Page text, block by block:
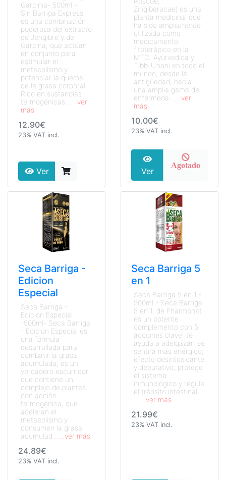
Garcinia- 500ml -
Sin Barriga Express
es una combinación
poderosa del extracto
de Jengibre y de
Garcina, que actúan
en conjunto para
estimular el
metabolismo y
potenciar la quema
de la grasa corporal.
Rico en sustancias
termogénicas...
...ver
más
12.90€
23% VAT incl.
Ver
Zingiberacae) es una
planta medicinal que
ha sido ampliamente
utilizada como
medicamento
fitoterápico en la
MTC, Ayurvedica y
Tibb-Unani en todo el
mundo, desde la
antigüedad, hacia
una amplia gama de
enfermeda...
...ver
más
10.00€
23% VAT incl.
Ver
Agotado
Seca Barriga -
Edicion
Especial
Seca Barriga -
Edicion Especial
-500ml- Seca Barriga
- Edicion Especial es
una fórmula
desarrollada para
combatir la grasa
acumulada, es un
verdadero escurridor
que contiene un
complejo de plantas
con acción
termogénica, que
aceleran el
metabolismo y
consumen la grasa
acumulad...
...ver más
24.89€
23% VAT incl.
Seca Barriga 5
en 1
Seca Barriga 5 en 1 -
500ml - Seca Barriga
5 en 1, de Fharmonat
es un potente
complemento con 5
acciones clave: te
ayuda a adelgazar; se
sentirá más enérgico;
efecto desintoxicante
y depurativo; protege
el sistema
inmunológico y regula
el tránsito intestinal.
...ver más
21.99€
23% VAT incl.